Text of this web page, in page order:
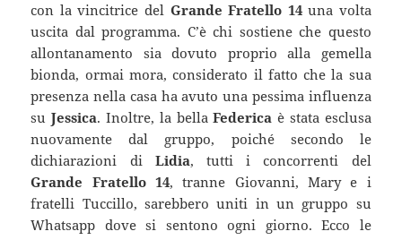
con la vincitrice del Grande Fratello 14una volta
uscita dal programma. C’è chi sostiene che questo
allontanamento sia dovuto proprio alla gemella
bionda, ormai mora, considerato il fatto che la sua
presenza nella casa ha avuto una pessima influenza
suJessica. Inoltre, la bellaFederica è stata esclusa
nuovamente dal gruppo, poiché secondo le
dichiarazioni di Lidia, tutti i concorrenti del
Grande Fratello 14, tranne Giovanni, Mary e i
fratelli Tuccillo, sarebbero uniti in un gruppo su
Whatsapp dove si sentono ogni giorno. Ecco le